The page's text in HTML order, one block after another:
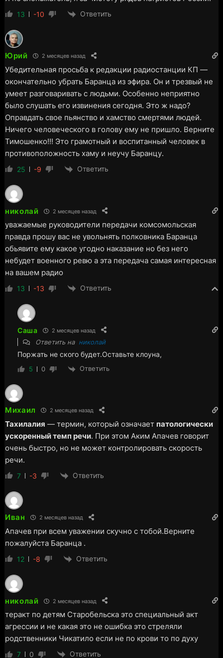
13 -10 Ответить
Юрий 2 месяцев назад
Убедительная просьба к редакции радиостанции КП —
окончательно убрать Баранца из эфира. Он и трезвый не
умеет разговаривать с людьми. Особенно неприятно
было слушать его извинения сегодня. Это ж надо?
Оправдать свое пьянство и хамство смертями людей.
Ничего человеческого в голову ему не пришло. Верните
Тимошенко!!! Это грамотный и воспитанный человек в
противоположность хаму и неучу Баранцу.
25 -9 Ответить
николай 2 месяцев назад
уважаемые руководители передачи комсомольская
правда прошу вас не увольнять полковника Баранца
обьявите ему какое угодно наказание но без него
небудет военного ревю а эта передача самая интересная
на вашем радио
13 -13 Ответить
Саша 2 месяцев назад
Ответить на николай
Поржать не ского будет.Оставьте клоуна,
5 0 Ответить
Михаил 2 месяцев назад
Тахилалия — термин, который означает патологически
ускоренный темп речи. При этом Аким Апачев говорит
очень быстро, но не может контролировать скорость
речи.
7 -3 Ответить
Иван 2 месяцев назад
Апачев при всем уважении скучно с тобой.Верните
пожалуйста Баранца .
12 -8 Ответить
николай 2 месяцев назад
теракт по детям Старобельска это специальный акт
агрессии и не какая это не ошибка это стреляли
родственники Чикатило если не по крови то по духу
7 0 Ответить